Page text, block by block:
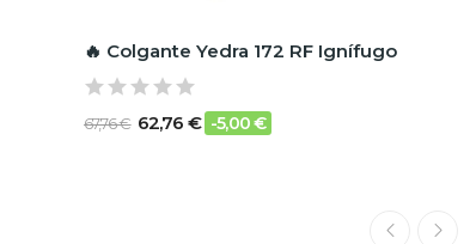
🔥 Colgante Yedra 172 RF Ignífugo
67,76 € 62,76 € -5,00 €